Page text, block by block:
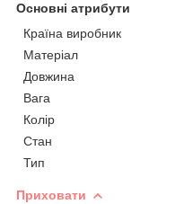
Основні атрибути
Країна виробник
Матеріал
Довжина
Вага
Колір
Стан
Тип
Приховати